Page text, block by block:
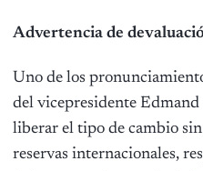
Advertencia de
Uno de los
del vicepresidente
liberar el tipo de cambio
reservas internacionales,